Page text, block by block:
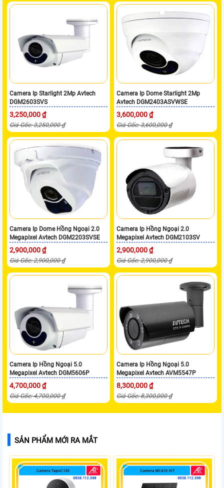
Camera Ip Starlight 2Mp Avtech
DGM2603SVS
3,250,000 ₫
Giá Gốc: 3,250,000 ₫
Camera Ip Dome Starlight 2Mp
Avtech DGM2403ASVWSE
3,600,000 ₫
Giá Gốc: 3,600,000 ₫
Camera Ip Dome Hồng Ngoại 2.0
Megapixel Avtech DGM2203SVSE
2,900,000 ₫
Giá Gốc: 2,900,000 ₫
Camera Ip Hồng Ngoại 2.0
Megapixel Avtech DGM2103SV
2,900,000 ₫
Giá Gốc: 2,900,000 ₫
Camera Ip Hồng Ngoại 5.0
Megapixel Avtech DGM5606P
4,700,000 ₫
Giá Gốc: 4,700,000 ₫
Camera Ip Hồng Ngoại 5.0
Megapixel Avtech AVM5547P
8,300,000 ₫
Giá Gốc: 8,300,000 ₫
SẢN PHẨM MỚI RA MẮT